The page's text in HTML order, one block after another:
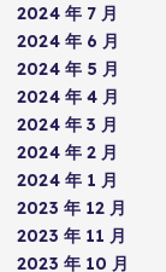
2024 年 7 月
2024 年 6 月
2024 年 5 月
2024 年 4 月
2024 年 3 月
2024 年 2 月
2024 年 1 月
2023 年 12 月
2023 年 11 月
2023 年 10 月